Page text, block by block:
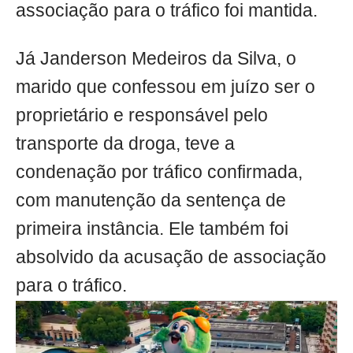
associação para o tráfico foi mantida.
Já Janderson Medeiros da Silva, o
marido que confessou em juízo ser o
proprietário e responsável pelo
transporte da droga, teve a
condenação por tráfico confirmada,
com manutenção da sentença de
primeira instância. Ele também foi
absolvido da acusação de associação
para o tráfico.